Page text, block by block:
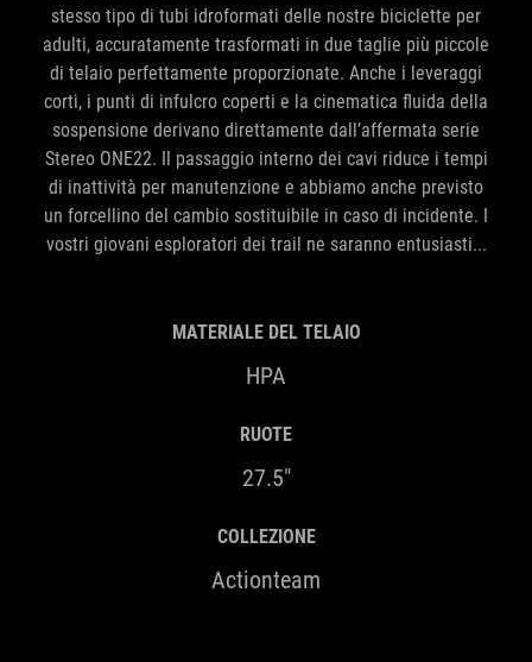
stesso tipo di tubi idroformati delle nostre biciclette per
adulti, accuratamente trasformati in due taglie più piccole
di telaio perfettamente proporzionate. Anche i leveraggi
corti, i punti di infulcro coperti e la cinematica fluida della
sospensione derivano direttamente dall’affermata serie
Stereo ONE22. Il passaggio interno dei cavi riduce i tempi
di inattività per manutenzione e abbiamo anche previsto
un forcellino del cambio sostituibile in caso di incidente. I
vostri giovani esploratori dei trail ne saranno entusiasti...
MATERIALE DEL TELAIO
HPA
RUOTE
27.5"
COLLEZIONE
Actionteam